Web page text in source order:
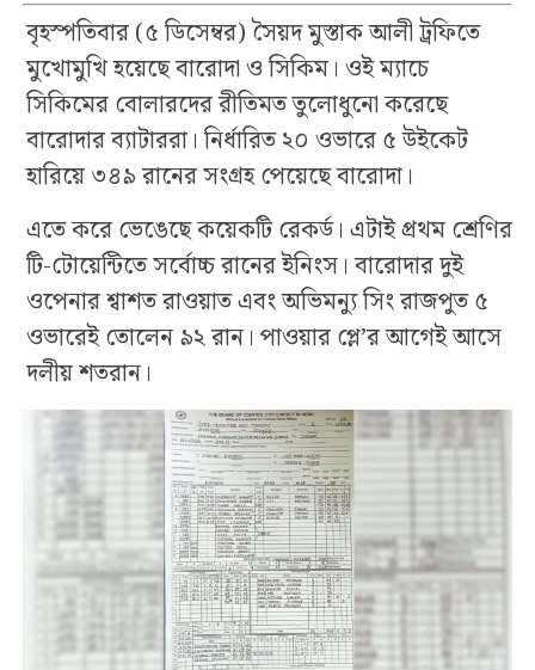
বৃহস্পতিবার (৫ ডিসেম্বর) সৈয়দ মুস্তাক আলী ট্রফিতে
মুখোমুখি হয়েছে বারোদা ও সিকিম। ওই ম্যাচে
সিকিমের বোলারদের রীতিমত তুলোধুনো করেছে
বারোদার ব্যাটাররা। নির্ধারিত ২০ ওভারে ৫ উইকেট
হারিয়ে ৩৪৯ রানের সংগ্রহ পেয়েছে বারোদা।
এতে করে ভেঙেছে কয়েকটি রেকর্ড। এটাই প্রথম শ্রেণির
টি-টোয়েন্টিতে সর্বোচ্চ রানের ইনিংস। বারোদার দুই
ওপেনার শ্বাশত রাওয়াত এবং অভিমন্যু সিং রাজপুত ৫
ওভারেই তোলেন ৯২ রান। পাওয়ার প্লে’র আগেই আসে
দলীয় শতরান।